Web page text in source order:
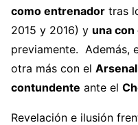
como entrenador tras
2015 y 2016) y una
previamente. Además,
otra más con el Arsenal
contundente ante el
Revelación e ilusión